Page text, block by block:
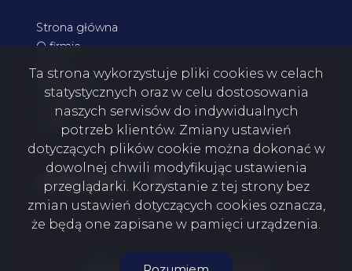
Strona główna
O firmie
Kontakt
social media Facebook
MTM Invest Mateusz Malutko © 2026
Ta strona wykorzystuje pliki cookies w celach
statystycznych oraz w celu dostosowania
naszych serwisów do indywidualnych
potrzeb klientów. Zmiany ustawień
dotyczących plików cookie można dokonać w
dowolnej chwili modyfikując ustawienia
przeglądarki. Korzystanie z tej strony bez
zmian ustawień dotyczących cookies oznacza,
że będą one zapisane w pamięci urządzenia.